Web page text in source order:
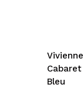
Bleu